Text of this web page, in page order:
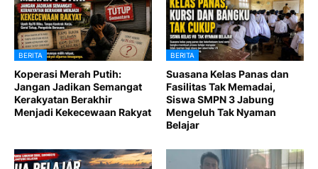
BERITA
Koperasi Merah Putih:
Jangan Jadikan Semangat
Kerakyatan Berakhir
Menjadi Kekecewaan Rakyat
BERITA
Suasana Kelas Panas dan
Fasilitas Tak Memadai,
Siswa SMPN 3 Jabung
Mengeluh Tak Nyaman
Belajar